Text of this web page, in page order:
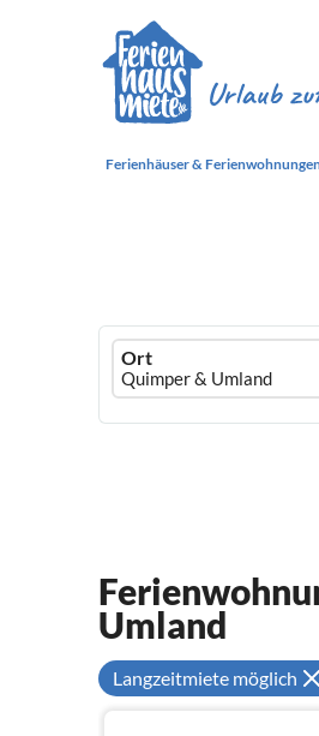
Ferienhäuser &
Ferienhausmiete
logo
Ort
Umland
Langzeitmiete möglich